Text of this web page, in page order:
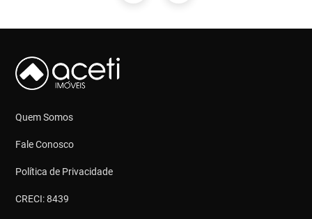
Quem Somos
Fale Conosco
Política de Privacidade
CRECI: 8439